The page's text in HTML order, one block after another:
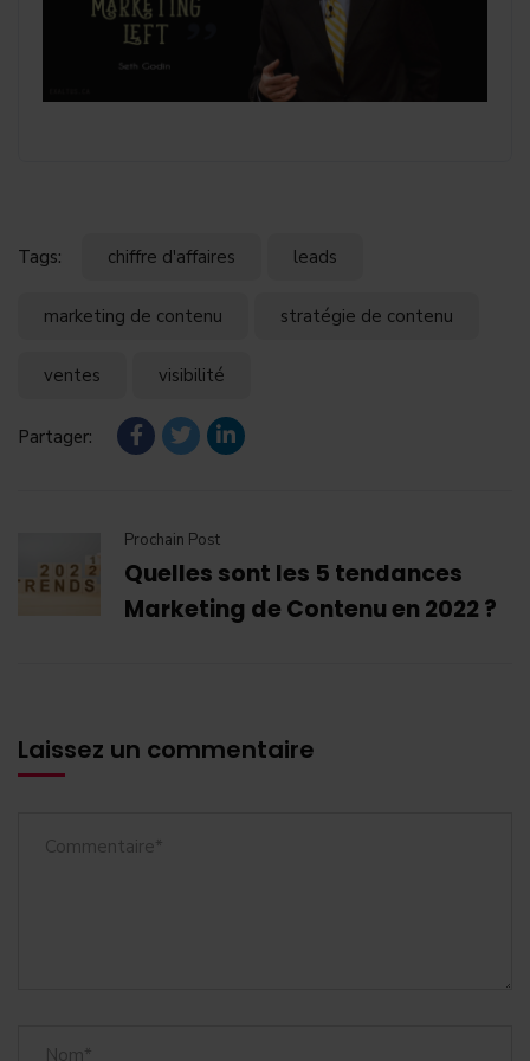
Tags: chiffre d'affaires leads
marketing de contenu stratégie de contenu
ventes visibilité
Partager:
Prochain Post
Quelles sont les 5 tendances
Marketing de Contenu en 2022 ?
Laissez un commentaire